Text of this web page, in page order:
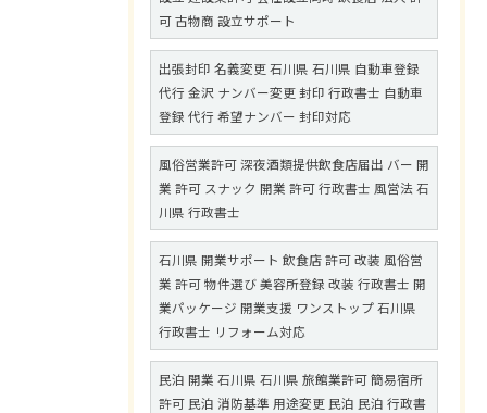
可 古物商 設立サポート
出張封印 名義変更 石川県 石川県 自動車登録
代行 金沢 ナンバー変更 封印 行政書士 自動車
登録 代行 希望ナンバー 封印対応
風俗営業許可 深夜酒類提供飲食店届出 バー 開
業 許可 スナック 開業 許可 行政書士 風営法 石
川県 行政書士
石川県 開業サポート 飲食店 許可 改装 風俗営
業 許可 物件選び 美容所登録 改装 行政書士 開
業パッケージ 開業支援 ワンストップ 石川県
行政書士 リフォーム対応
民泊 開業 石川県 石川県 旅館業許可 簡易宿所
許可 民泊 消防基準 用途変更 民泊 民泊 行政書